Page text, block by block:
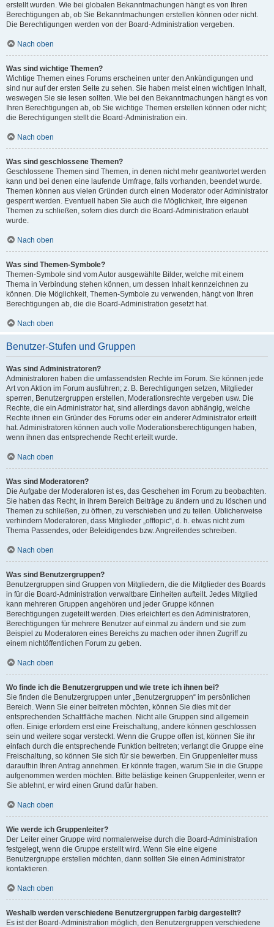
erstellt wurden. Wie bei globalen Bekanntmachungen hängt es von Ihren
Berechtigungen ab, ob Sie Bekanntmachungen erstellen können oder nicht.
Die Berechtigungen werden von der Board-Administration vergeben.
Nach oben
Was sind wichtige Themen?
Wichtige Themen eines Forums erscheinen unter den Ankündigungen und
sind nur auf der ersten Seite zu sehen. Sie haben meist einen wichtigen Inhalt,
weswegen Sie sie lesen sollten. Wie bei den Bekanntmachungen hängt es von
Ihren Berechtigungen ab, ob Sie wichtige Themen erstellen können oder nicht;
die Berechtigungen stellt die Board-Administration ein.
Nach oben
Was sind geschlossene Themen?
Geschlossene Themen sind Themen, in denen nicht mehr geantwortet werden
kann und bei denen eine laufende Umfrage, falls vorhanden, beendet wurde.
Themen können aus vielen Gründen durch einen Moderator oder Administrator
gesperrt werden. Eventuell haben Sie auch die Möglichkeit, Ihre eigenen
Themen zu schließen, sofern dies durch die Board-Administration erlaubt
wurde.
Nach oben
Was sind Themen-Symbole?
Themen-Symbole sind vom Autor ausgewählte Bilder, welche mit einem
Thema in Verbindung stehen können, um dessen Inhalt kennzeichnen zu
können. Die Möglichkeit, Themen-Symbole zu verwenden, hängt von Ihren
Berechtigungen ab, die die Board-Administration gesetzt hat.
Nach oben
Benutzer-Stufen und Gruppen
Was sind Administratoren?
Administratoren haben die umfassendsten Rechte im Forum. Sie können jede
Art von Aktion im Forum ausführen; z. B. Berechtigungen setzen, Mitglieder
sperren, Benutzergruppen erstellen, Moderationsrechte vergeben usw. Die
Rechte, die ein Administrator hat, sind allerdings davon abhängig, welche
Rechte ihnen ein Gründer des Forums oder ein anderer Administrator erteilt
hat. Administratoren können auch volle Moderationsberechtigungen haben,
wenn ihnen das entsprechende Recht erteilt wurde.
Nach oben
Was sind Moderatoren?
Die Aufgabe der Moderatoren ist es, das Geschehen im Forum zu beobachten.
Sie haben das Recht, in ihrem Bereich Beiträge zu ändern und zu löschen und
Themen zu schließen, zu öffnen, zu verschieben und zu teilen. Üblicherweise
verhindern Moderatoren, dass Mitglieder „offtopic“, d. h. etwas nicht zum
Thema Passendes, oder Beleidigendes bzw. Angreifendes schreiben.
Nach oben
Was sind Benutzergruppen?
Benutzergruppen sind Gruppen von Mitgliedern, die die Mitglieder des Boards
in für die Board-Administration verwaltbare Einheiten aufteilt. Jedes Mitglied
kann mehreren Gruppen angehören und jeder Gruppe können
Berechtigungen zugeteilt werden. Dies erleichtert es den Administratoren,
Berechtigungen für mehrere Benutzer auf einmal zu ändern und sie zum
Beispiel zu Moderatoren eines Bereichs zu machen oder ihnen Zugriff zu
einem nichtöffentlichen Forum zu geben.
Nach oben
Wo finde ich die Benutzergruppen und wie trete ich ihnen bei?
Sie finden die Benutzergruppen unter „Benutzergruppen“ im persönlichen
Bereich. Wenn Sie einer beitreten möchten, können Sie dies mit der
entsprechenden Schaltfläche machen. Nicht alle Gruppen sind allgemein
offen. Einige erfordern erst eine Freischaltung, andere können geschlossen
sein und weitere sogar versteckt. Wenn die Gruppe offen ist, können Sie ihr
einfach durch die entsprechende Funktion beitreten; verlangt die Gruppe eine
Freischaltung, so können Sie sich für sie bewerben. Ein Gruppenleiter muss
daraufhin Ihren Antrag annehmen. Er könnte fragen, warum Sie in die Gruppe
aufgenommen werden möchten. Bitte belästige keinen Gruppenleiter, wenn er
Sie ablehnt, er wird einen Grund dafür haben.
Nach oben
Wie werde ich Gruppenleiter?
Der Leiter einer Gruppe wird normalerweise durch die Board-Administration
festgelegt, wenn die Gruppe erstellt wird. Wenn Sie eine eigene
Benutzergruppe erstellen möchten, dann sollten Sie einen Administrator
kontaktieren.
Nach oben
Weshalb werden verschiedene Benutzergruppen farbig dargestellt?
Es ist der Board-Administration möglich, den Benutzergruppen verschiedene